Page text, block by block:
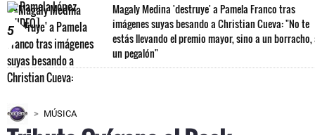
5
Magaly Medina 'destruye' a Pamela Franco tras
imágenes suyas besando a Christian Cueva: "No te
estás llevando el premio mayor, sino a un borracho,
un pegalón"
MÚSICA